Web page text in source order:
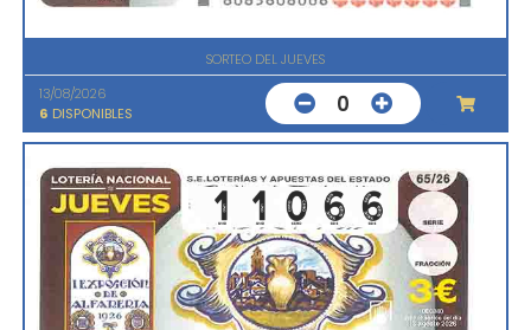
SORTEO DEL JUEVES
13/08/2026
6 DISPONIBLES 0